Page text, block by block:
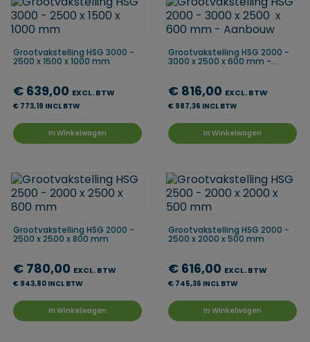
Grootvakstelling HSG 3000 -
2500 x 1500 x 1000 mm
€ 639,00 EXCL. BTW
€ 773,19 INCL BTW
In Winkelwagen
Grootvakstelling HSG 2000 -
3000 x 2500 x 600 mm -...
€ 816,00 EXCL. BTW
€ 987,36 INCL BTW
In Winkelwagen
Grootvakstelling HSG 2000 -
2500 x 2500 x 800 mm
€ 780,00 EXCL. BTW
€ 943,80 INCL BTW
In Winkelwagen
Grootvakstelling HSG 2000 -
2500 x 2000 x 500 mm
€ 616,00 EXCL. BTW
€ 745,36 INCL BTW
In Winkelwagen